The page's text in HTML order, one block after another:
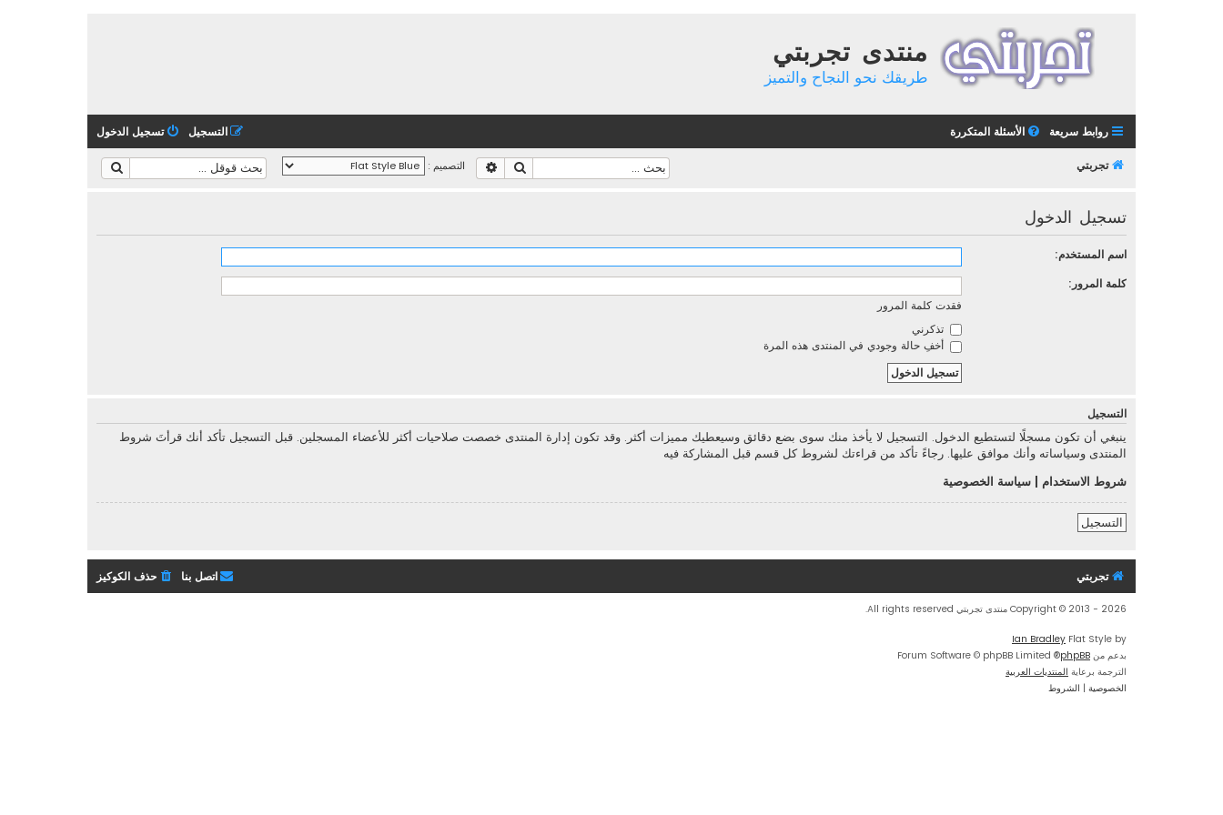
منتدى تجربتي
طريقك نحو النجاح والتميز
روابط سريعة الأسئلة المتكررة تسجيل الدخول التسجيل
تجربتي التصميم : بحث بحث متقدم
تسجيل الدخول
اسم المستخدم:
كلمة المرور:
فقدت كلمة المرور
تذكرني
أخفِ حالة وجودي في المنتدى هذه المرة
التسجيل
ينبغي أن تكون مسجلًا لتستطيع الدخول. التسجيل لا يأخذ منك سوى بضع دقائق وسيعطيك مميزات أكثر. وقد تكون إدارة المنتدى خصصت صلاحيات أكثر للأعضاء المسجلين. قبل التسجيل تأكد أنك قرأتَ شروط
المنتدى وسياساته وأنك موافق عليها. رجاءً تأكد من قراءتك لشروط كل قسم قبل المشاركة فيه
شروط الاستخدام
سياسة الخصوصية
التسجيل
تجربتي حذف الكوكيز اتصل بنا
Copyright © 2013 - 2026 منتدى تجربتي All rights reserved.
Flat Style by
Ian Bradley
بدعم من phpBB
® Forum Software © phpBB Limited
الترجمة برعاية المنتديات العربية
الخصوصية | الشروط